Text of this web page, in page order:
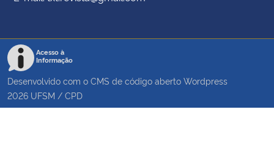
Acesso à
Informação
Desenvolvido com o CMS de código aberto Wordpress
2026 UFSM / CPD